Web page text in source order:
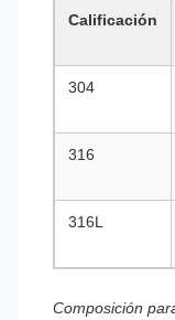
Calificación
304
316
316L
Composición